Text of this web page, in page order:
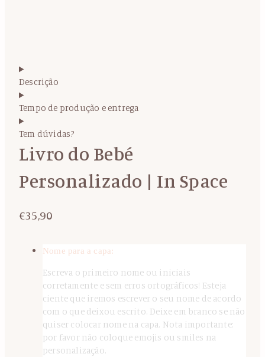
Descrição
Tempo de produção e entrega
Tem dúvidas?
Livro do Bebé
Personalizado | In Space
€35,90
Nome para a capa:
Escreva o primeiro nome ou iniciais
corretamente e sem erros ortográficos! Esteja
ciente que iremos escrever o seu nome de acordo
com o que deixou escrito. Deixe em branco se não
quiser colocar nome na capa. Nota importante:
por favor não coloque emojis ou smiles na
personalização.